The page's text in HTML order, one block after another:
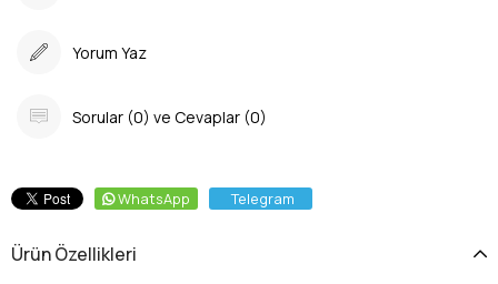
Yorum Yaz
Sorular (0) ve Cevaplar (0)
WhatsApp Telegram
Ürün Özellikleri